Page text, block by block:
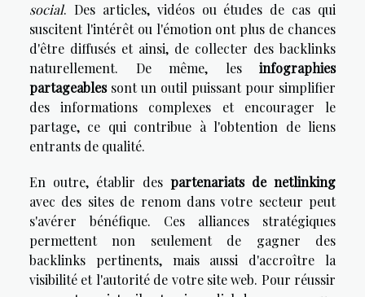
social. Des articles, vidéos ou études de cas qui
suscitent l'intérêt ou l'émotion ont plus de chances
d'être diffusés et ainsi, de collecter des backlinks
naturellement. De même, les infographies
partageablessont un outil puissant pour simplifier
des informations complexes et encourager le
partage, ce qui contribue à l'obtention de liens
entrants de qualité.
En outre, établir des partenariats de netlinking
avec des sites de renom dans votre secteur peut
s'avérer bénéfique. Ces alliances stratégiques
permettent non seulement de gagner des
backlinks pertinents, mais aussi d'accroître la
visibilité et l'autorité de votre site web. Pour réussir